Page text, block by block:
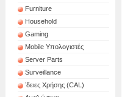
Furniture
Household
Gaming
Mobile Υπολογιστές
Server Parts
Surveillance
ʼδειες Χρήσης (CAL)